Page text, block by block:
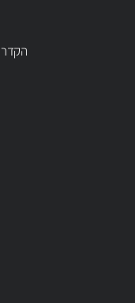
הקדר 43 נתניה, טל' 09-